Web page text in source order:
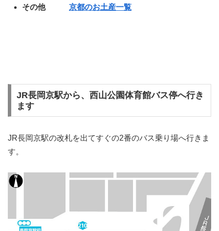
その他京都のお土産一覧
JR長岡京駅から、西山公園体育館バス停へ行き
ます
JR長岡京駅の改札を出てすぐの2番のバス乗り場へ行きま
す。